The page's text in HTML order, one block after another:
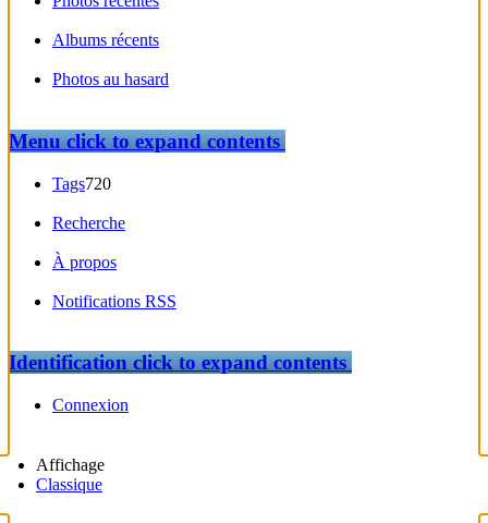
Albums récents
Photos au hasard
Menuclick to expand contents
Tags720
Recherche
À propos
Notifications RSS
Identificationclick to expand contents
Connexion
Affichage
Classique